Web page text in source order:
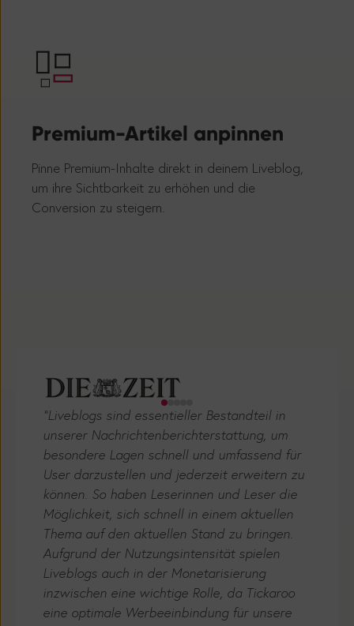
um ihre Sichtbarkeit zu erhöhen und die
Conversion zu steigern.
"Liveblogs sind essentieller Bestandteil in
unserer Nachrichtenberichterstattung, um
besondere Lagen schnell und umfassend für
User darzustellen und jederzeit erweitern zu
können. So haben Leserinnen und Leser die
Möglichkeit, sich schnell in einem aktuellen
Thema auf den aktuellen Stand zu bringen.
Aufgrund der Nutzungsintensität spielen
Liveblogs auch in der Monetarisierung
inzwischen eine wichtige Rolle, da Tickaroo
eine optimale Werbeeinbindung für unsere
Werbevermarktung ermöglicht.“